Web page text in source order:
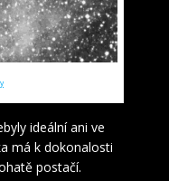
ideální ani ve
má k dokonalosti
postačí.